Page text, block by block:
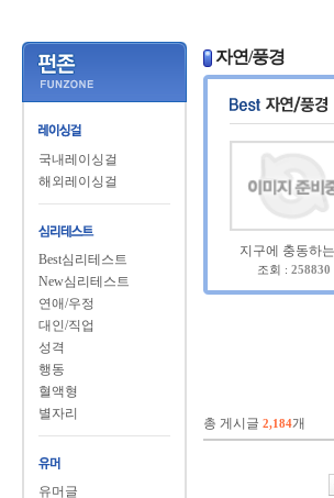
국내레이싱걸
해외레이싱걸
Best심리테스트
New심리테스트
연애/우정
대인/직업
성격
행동
혈액형
별자리
유머글
자연/풍경
지구에 충동하
조회 : 258830
총 게시글 2,184개